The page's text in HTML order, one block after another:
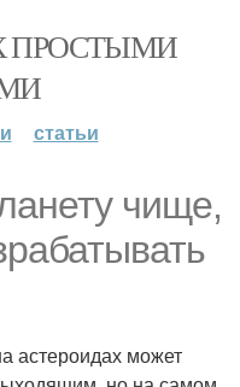
ПРОСТЫМИ
статьи
чище,
астероидах может